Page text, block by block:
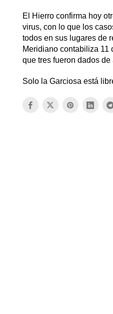
El Hierro confirma hoy
virus, con lo que los
todos en sus lugares de
Meridiano contabiliza 11
que tres fueron dados de
Solo la Garciosa está